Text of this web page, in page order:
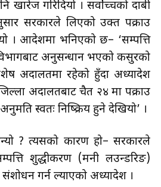
खारेज गरिदियो । सर्वोच्चको दाबी
सरकारले लिएको उक्त पक्राउ
। आदेशमा भनिएको छ– ‘सम्पत्ति
अनुसन्धान भएको कसुरको
विशेष अदालतमा रहेको हुँदा अध्यादेश
अदालतबाट चैत २४ मा पक्राउ
स्वतः निष्क्रिय हुने देखियो’ ।
? त्यसको कारण हो– सरकारले
शुद्धीकरण (मनी लउन्डरिङ)
गर्न ल्याएको अध्यादेश ।